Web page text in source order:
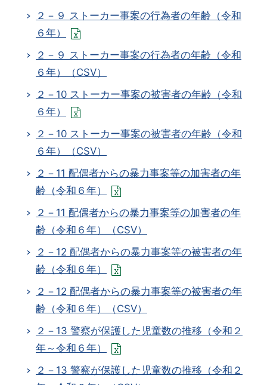
２－９ ストーカー事案の行為者の年齢（令和
６年）
２－９ ストーカー事案の行為者の年齢（令和
６年）（CSV）
２－10 ストーカー事案の被害者の年齢（令和
６年）
２－10 ストーカー事案の被害者の年齢（令和
６年）（CSV）
２－11 配偶者からの暴力事案等の加害者の年
齢（令和６年）
２－11 配偶者からの暴力事案等の加害者の年
齢（令和６年）（CSV）
２－12 配偶者からの暴力事案等の被害者の年
齢（令和６年）
２－12 配偶者からの暴力事案等の被害者の年
齢（令和６年）（CSV）
２－13 警察が保護した児童数の推移（令和２
年～令和６年）
２－13 警察が保護した児童数の推移（令和２